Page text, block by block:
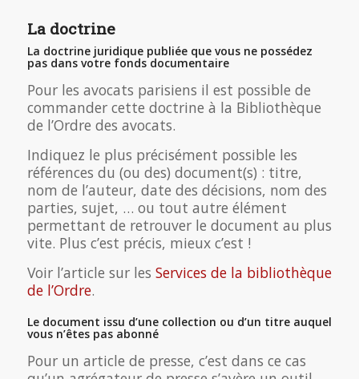
La doctrine
La doctrine juridique publiée que vous ne possédez
pas dans votre fonds documentaire
Pour les avocats parisiens il est possible de
commander cette doctrine à la Bibliothèque
de l’Ordre des avocats.
Indiquez le plus précisément possible les
références du (ou des) document(s) : titre,
nom de l’auteur, date des décisions, nom des
parties, sujet, … ou tout autre élément
permettant de retrouver le document au plus
vite. Plus c’est précis, mieux c’est !
Voir l’article sur les Services de la bibliothèque
de l’Ordre.
Le document issu d’une collection ou d’un titre auquel
vous n’êtes pas abonné
Pour un article de presse, c’est dans ce cas